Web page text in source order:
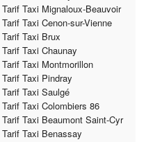
Tarif Taxi Mignaloux-Beauvoir
Tarif Taxi Cenon-sur-Vienne
Tarif Taxi Brux
Tarif Taxi Chaunay
Tarif Taxi Montmorillon
Tarif Taxi Pindray
Tarif Taxi Saulgé
Tarif Taxi Colombiers 86
Tarif Taxi Beaumont Saint-Cyr
Tarif Taxi Benassay